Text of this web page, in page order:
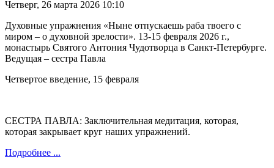
Четверг, 26 марта 2026 10:10
Духовные упражнения «Ныне отпускаешь раба твоего с
миром – о духовной зрелости». 13-15 февраля 2026 г.,
монастырь Святого Антония Чудотворца в Санкт-Петербурге.
Ведущая – сестра Павла
Четвертое введение, 15 февраля
СЕСТРА ПАВЛА: Заключительная медитация, которая,
которая закрывает круг наших упражнений.
Подробнее ...